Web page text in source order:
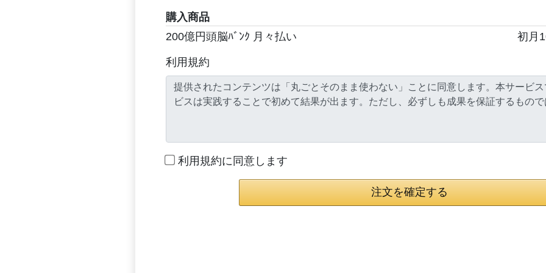
購入商品
200億円頭脳ﾊﾞﾝｸ 月々払い
初月
利用規約
利用規約に同意します
注文を確定する